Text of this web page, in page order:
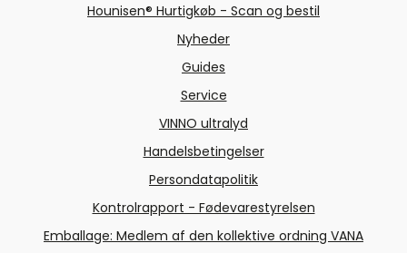
Hounisen® Hurtigkøb - Scan og bestil
Nyheder
Guides
Service
VINNO ultralyd
Handelsbetingelser
Persondatapolitik
Kontrolrapport - Fødevarestyrelsen
Emballage: Medlem af den kollektive ordning VANA